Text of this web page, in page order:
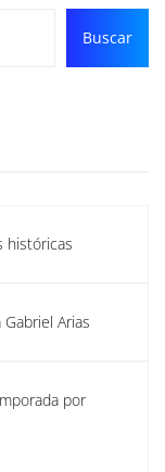
Buscar
históricas
Arias
por